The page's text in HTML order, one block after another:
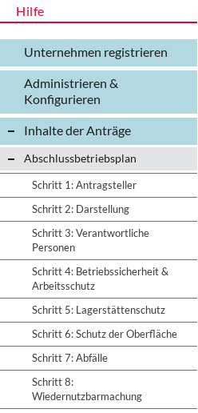
Hilfe
Unternehmen registrieren
Administrieren &
Konfigurieren
Inhalte der Anträge
Abschlussbetriebsplan
Schritt 1: Antragsteller
Schritt 2: Darstellung
Schritt 3: Verantwortliche
Personen
Schritt 4: Betriebssicherheit &
Arbeitsschutz
Schritt 5: Lagerstättenschutz
Schritt 6: Schutz der Oberfläche
Schritt 7: Abfälle
Schritt 8:
Wiedernutzbarmachung